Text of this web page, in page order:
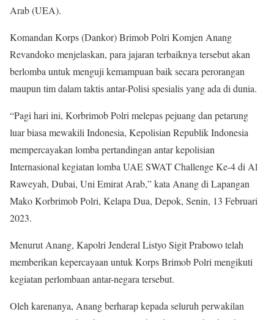
Arab (UEA).
Komandan Korps (Dankor) Brimob Polri Komjen Anang
Revandoko menjelaskan, para jajaran terbaiknya tersebut akan
berlomba untuk menguji kemampuan baik secara perorangan
maupun tim dalam taktis antar-Polisi spesialis yang ada di dunia.
“Pagi hari ini, Korbrimob Polri melepas pejuang dan petarung
luar biasa mewakili Indonesia, Kepolisian Republik Indonesia
mempercayakan lomba pertandingan antar kepolisian
Internasional kegiatan lomba UAE SWAT Challenge Ke-4 di Al
Raweyah, Dubai, Uni Emirat Arab,” kata Anang di Lapangan
Mako Korbrimob Polri, Kelapa Dua, Depok, Senin, 13 Februari
2023.
Menurut Anang, Kapolri Jenderal Listyo Sigit Prabowo telah
memberikan kepercayaan untuk Korps Brimob Polri mengikuti
kegiatan perlombaan antar-negara tersebut.
Oleh karenanya, Anang berharap kepada seluruh perwakilan